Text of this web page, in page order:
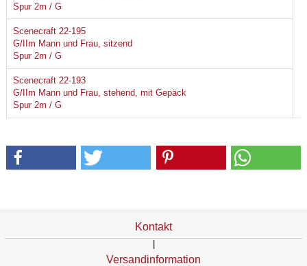
Spur 2m / G
Scenecraft 22-195
G/IIm Mann und Frau, sitzend
Spur 2m / G
Scenecraft 22-193
G/IIm Mann und Frau, stehend, mit Gepäck
Spur 2m / G
Kontakt
|
Versandinformation